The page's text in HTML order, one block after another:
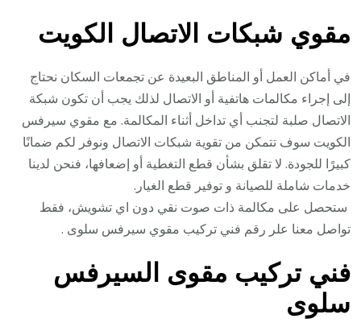
مقوي شبكات الاتصال الكويت
في أماكن العمل أو المناطق البعيدة عن تجمعات السكان نحتاج
إلى إجراء مكالمات هاتفية أو الاتصال لذلك يجب أن تكون شبكة
الاتصال صلبة لتجنب أي تداخل أثناء المكالمة. مع مقوي سيرفس
الكويت سوف تتمكن من تقوية شبكات الاتصال ونوفر لكم ضمانًا
كبيرًا للجودة. لا تقلق بشأن قطع التغطية أو إضعافها، فنحن لدينا
خدمات شاملة للصيانة و توفير قطع الغيار.
ستحصل على مكالمة ذات صوت نقي دون اي تشويش، فقط
تواصل معنا علر رقم فني تركيب مقوي سيرفس سلوى .
فني تركيب مقوى السيرفس
سلوى